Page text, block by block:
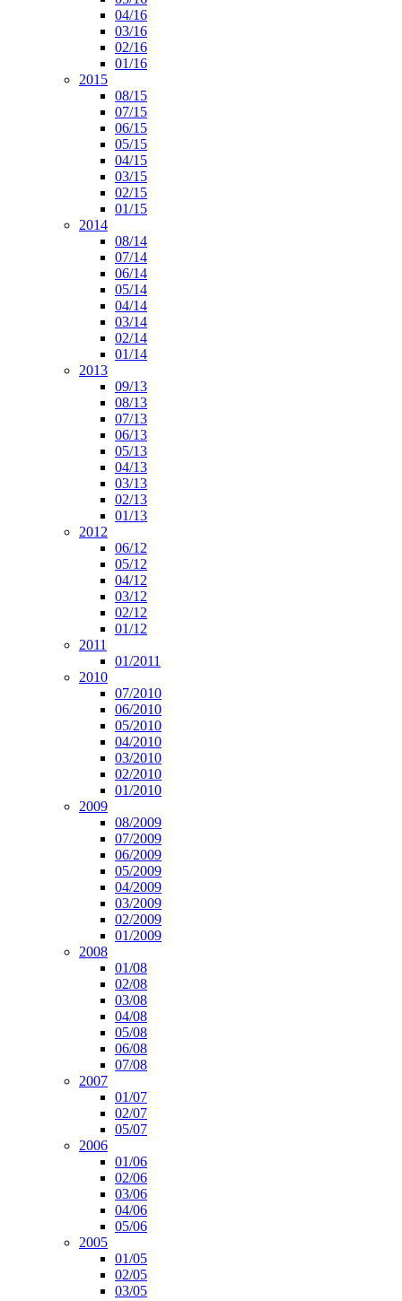
04/16
03/16
02/16
01/16
2015
08/15
07/15
06/15
05/15
04/15
03/15
02/15
01/15
2014
08/14
07/14
06/14
05/14
04/14
03/14
02/14
01/14
2013
09/13
08/13
07/13
06/13
05/13
04/13
03/13
02/13
01/13
2012
06/12
05/12
04/12
03/12
02/12
01/12
2011
01/2011
2010
07/2010
06/2010
05/2010
04/2010
03/2010
02/2010
01/2010
2009
08/2009
07/2009
06/2009
05/2009
04/2009
03/2009
02/2009
01/2009
2008
01/08
02/08
03/08
04/08
05/08
06/08
07/08
2007
01/07
02/07
05/07
2006
01/06
02/06
03/06
04/06
05/06
2005
01/05
02/05
03/05